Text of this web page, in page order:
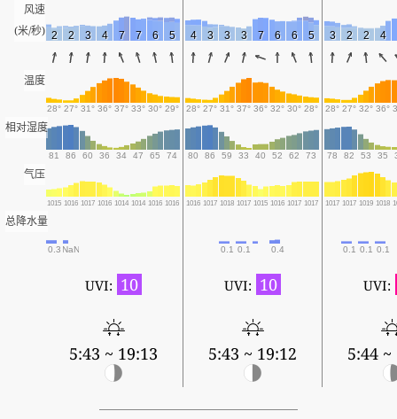
风速
(米/秒) 2 2 3 4 7 7 6 5 4 3 3 3 7 6 6 5 3 2 2 4
温度
28° 27° 31° 36° 37° 33° 30° 29° 28° 27° 31° 37° 36° 32° 30° 28° 28° 27° 32° 36°
相对湿度
81 86 60 36 34 47 65 74 80 86 59 33 40 52 62 73 78 82 53 35
气压
1015 1016 1017 1016 1014 1014 1016 1016 1016 1017 1018 1017 1015 1016 1017 1017 1017 1017 1019 1018
总降水量
0.3 NaN 0.1 0.1 0.4 0.1 0.1 0.1
UVI: 10
5:43 ~ 19:13
UVI: 10
5:43 ~ 19:12
UVI:
5:44 ~